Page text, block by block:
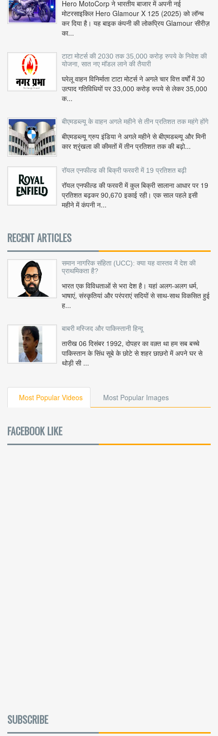
Hero MotoCorp ने भारतीय बाजार में अपनी नई
मोटरसाइकिल Hero Glamour X 125 (2025) को लॉन्च
कर दिया है। यह बाइक कंपनी की लोकप्रिय Glamour सीरीज़
का...
टाटा मोटर्स की 2030 तक 35,000 करोड़ रुपये के निवेश की
योजना, सात नए मॉडल लाने की तैयारी
घरेलू वाहन विनिर्माता टाटा मोटर्स ने अगले चार वित्त वर्षों में 30
उत्पाद गतिविधियों पर 33,000 करोड़ रुपये से लेकर 35,000
क...
बीएमडब्ल्यू के वाहन अगले महीने से तीन प्रतिशत तक महंगे होंगे
बीएमडब्ल्यू ग्रुप इंडिया ने अगले महीने से बीएमडब्ल्यू और मिनी
कार श्रृंखला की कीमतों में तीन प्रतिशत तक की बढ़ो...
रॉयल एनफील्ड की बिक्री फरवरी में 19 प्रतिशत बढ़ी
रॉयल एनफील्ड की फरवरी में कुल बिक्री सालाना आधार पर 19
प्रतिशत बढ़कर 90,670 इकाई रही। एक साल पहले इसी
महीने में कंपनी न...
RECENT ARTICLES
समान नागरिक संहिता (UCC): क्या यह वास्तव में देश की
प्राथमिकता है?
भारत एक विविधताओं से भरा देश है। यहां अलग-अलग धर्म,
भाषाएं, संस्कृतियां और परंपराएं सदियों से साथ-साथ विकसित हुई
ह...
बाबरी मस्जिद और पाकिस्तानी हिन्दू
तारीख 06 दिसंबर 1992, दोपहर का वक़्त था हम सब बच्चे
पाकिस्तान के सिंध सूबे के छोटे से शहर छाछरो में अपने घर से
थोड़ी सी ...
Most Popular Videos Most Popular Images
FACEBOOK LIKE
SUBSCRIBE